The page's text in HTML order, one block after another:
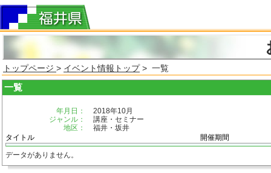
トップページ > イベント情報トップ> 一覧
一覧
年月日：
2018年10月
ジャンル：
講座・セミナー
地区：
福井・坂井
タイトル
開催期間
データがありません。